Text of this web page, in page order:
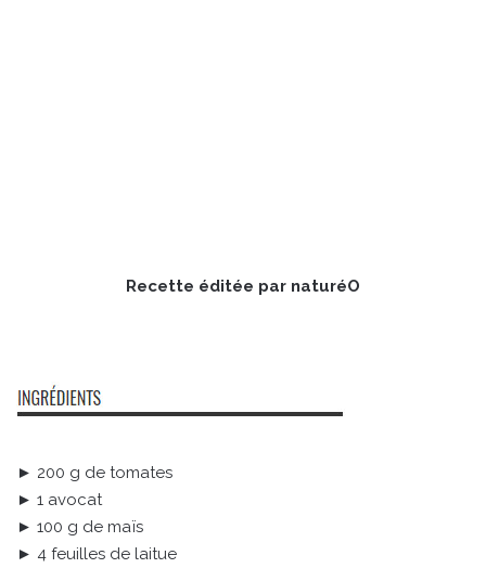
Recette éditée par naturéO
► 200 g de tomates
► 1 avocat
► 100 g de maïs
► 4 feuilles de laitue